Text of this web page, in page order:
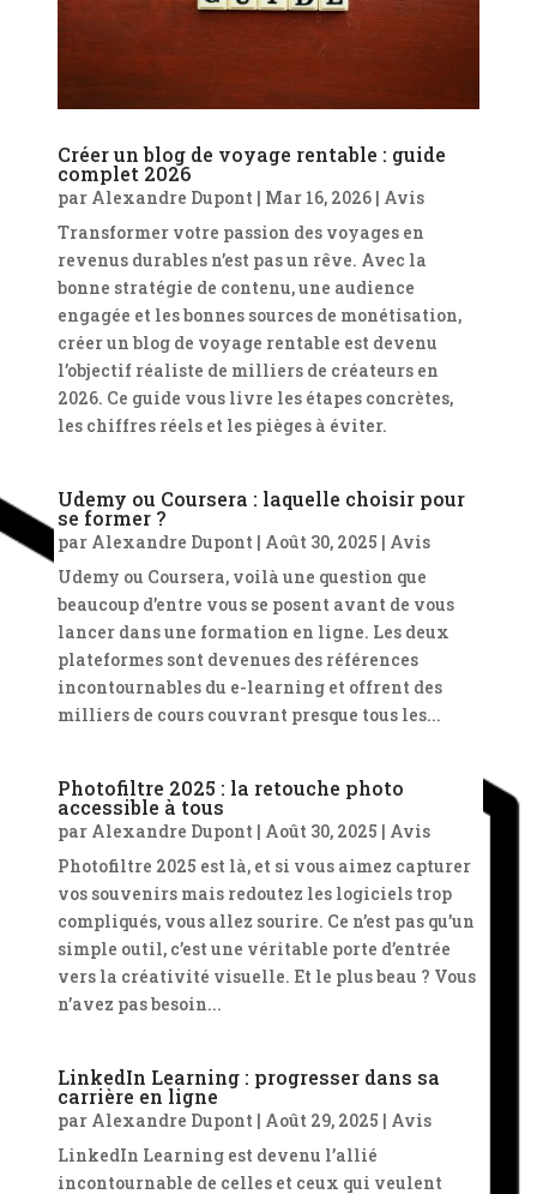
Créer un blog de voyage rentable : guide
complet 2026
par Alexandre Dupont | Mar 16, 2026 | Avis
Transformer votre passion des voyages en
revenus durables n’est pas un rêve. Avec la
bonne stratégie de contenu, une audience
engagée et les bonnes sources de monétisation,
créer un blog de voyage rentable est devenu
l’objectif réaliste de milliers de créateurs en
2026. Ce guide vous livre les étapes concrètes,
les chiffres réels et les pièges à éviter.
Udemy ou Coursera : laquelle choisir pour
se former ?
par Alexandre Dupont | Août 30, 2025 | Avis
Udemy ou Coursera, voilà une question que
beaucoup d’entre vous se posent avant de vous
lancer dans une formation en ligne. Les deux
plateformes sont devenues des références
incontournables du e-learning et offrent des
milliers de cours couvrant presque tous les...
Photofiltre 2025 : la retouche photo
accessible à tous
par Alexandre Dupont | Août 30, 2025 | Avis
Photofiltre 2025 est là, et si vous aimez capturer
vos souvenirs mais redoutez les logiciels trop
compliqués, vous allez sourire. Ce n’est pas qu’un
simple outil, c’est une véritable porte d’entrée
vers la créativité visuelle. Et le plus beau ? Vous
n’avez pas besoin...
LinkedIn Learning : progresser dans sa
carrière en ligne
par Alexandre Dupont | Août 29, 2025 | Avis
LinkedIn Learning est devenu l’allié
incontournable de celles et ceux qui veulent